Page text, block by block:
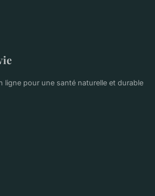
ligne pour une santé naturelle et durable